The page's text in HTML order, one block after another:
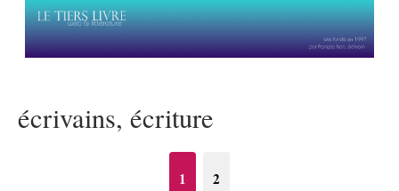
écrivains, écriture
1 2